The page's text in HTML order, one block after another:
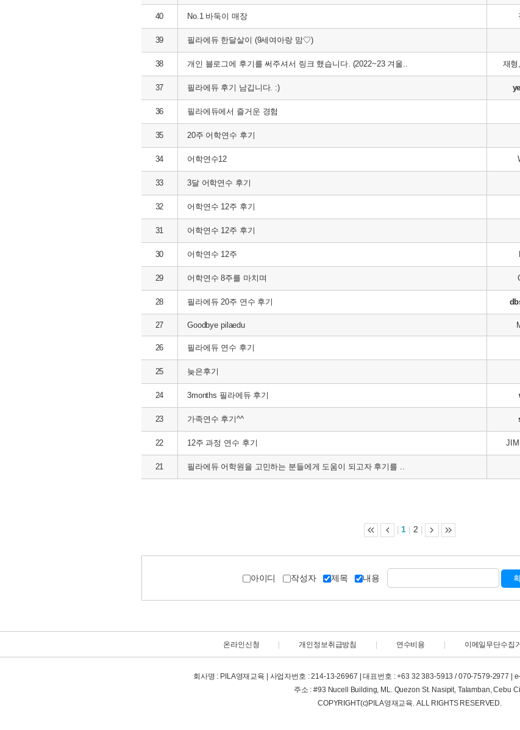
40 No.1 바둑이 매장
39 필라에듀 한달살이 (9세여아랑 맘♡)
38 개인 블로그에 후기를 써주셔서 링크 했습니다. (2022~23 겨울.. 재
37 필라에듀 후기 남깁니다. :)
36 필라에듀에서 즐거운 경험
35 20주 어학연수 후기
34 어학연수12
33 3달 어학연수 후기
32 어학연수 12주 후기
31 어학연수 12주 후기
30 어학연수 12주
29 어학연수 8주를 마치며
28 필라에듀 20주 연수 후기
27 Goodbye pilaedu
26 필라에듀 연수 후기
25 늦은후기
24 3months 필라에듀 후기
23 가족연수 후기^^
22 12주 과정 연수 후기
21 필라에듀 어학원을 고민하는 분들에게 도움이 되고자 후기를 ..
| 1 | 2 |
아이디 작성자 제목 내용
온라인신청 개인정보취급방침 연수비용 이메일무단수집
회사명 : PILA영재교육 | 사업자번호 : 214-13-26967 | 대표번호 : +63 32 383-5913 / 070-7579-2977 |
주소 : #93 Nucell Building, ML. Quezon St. Nasipit, Talamban, Cebu
COPYRIGHT(c)PILA영재교육. ALL RIGHTS RESERVED.